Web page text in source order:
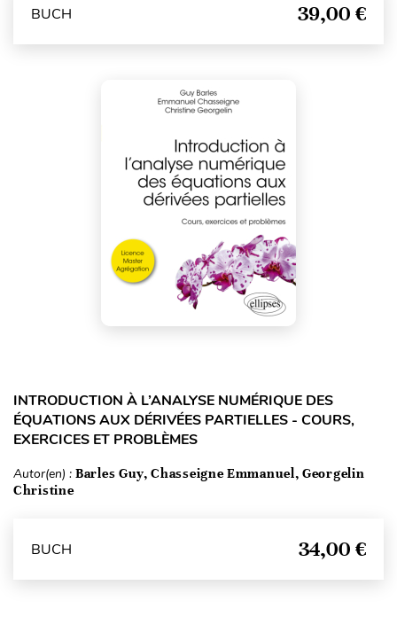
BUCH 39,00 €
INTRODUCTION À L’ANALYSE NUMÉRIQUE DES
ÉQUATIONS AUX DÉRIVÉES PARTIELLES - COURS,
EXERCICES ET PROBLÈMES
Autor(en) : Barles Guy, Chasseigne Emmanuel, Georgelin
Christine
BUCH 34,00 €